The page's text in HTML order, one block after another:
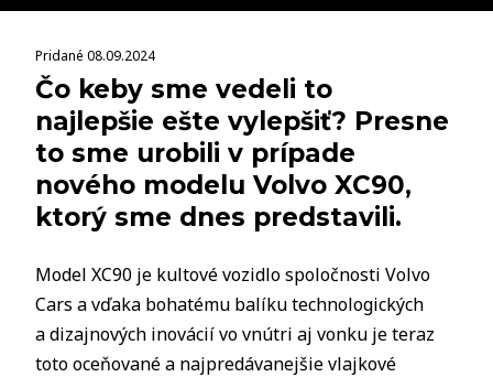
Pridané 08.09.2024
Čo keby sme vedeli to
najlepšie ešte vylepšiť? Presne
to sme urobili v prípade
nového modelu Volvo XC90,
ktorý sme dnes predstavili.
Model XC90 je kultové vozidlo spoločnosti Volvo
Cars a vďaka bohatému balíku technologických
a dizajnových inovácií vo vnútri aj vonku je teraz
toto oceňované a najpredávanejšie vlajkové